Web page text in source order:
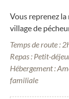
Vous reprenez la
village de
Temps de route :
Repas : Petit-
Hébergement :
familiale